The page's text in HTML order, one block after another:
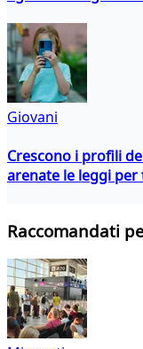
Giovani
Crescono i profili
arenate le leggi
Raccomandati